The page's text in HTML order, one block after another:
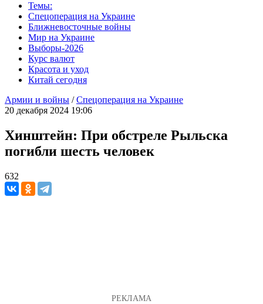
Темы:
Спецоперация на Украине
Ближневосточные войны
Мир на Украине
Выборы-2026
Курс валют
Красота и уход
Китай сегодня
Армии и войны /Спецоперация на Украине
20 декабря 2024 19:06
Хинштейн: При обстреле Рыльска
погибли шесть человек
632